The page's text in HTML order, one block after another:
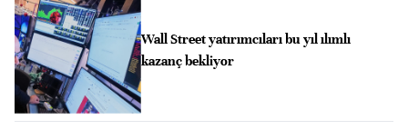
Wall Street yatırımcıları bu yıl ılımlı
kazanç bekliyor